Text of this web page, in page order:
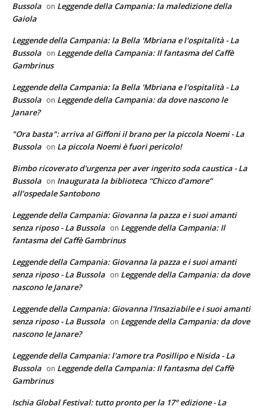
Bussola on Leggende della Campania: la maledizione della
Gaiola
Leggende della Campania: la Bella 'Mbriana e l'ospitalità - La
Bussola on Leggende della Campania: Il fantasma del Caffè
Gambrinus
Leggende della Campania: la Bella 'Mbriana e l'ospitalità - La
Bussola on Leggende della Campania: da dove nascono le
Janare?
"Ora basta": arriva al Giffoni il brano per la piccola Noemi - La
Bussola on La piccola Noemi è fuori pericolo!
Bimbo ricoverato d'urgenza per aver ingerito soda caustica - La
Bussola on Inaugurata la biblioteca “Chicco d’amore”
all’ospedale Santobono
Leggende della Campania: Giovanna la pazza e i suoi amanti
senza riposo - La Bussola on Leggende della Campania: Il
fantasma del Caffè Gambrinus
Leggende della Campania: Giovanna la pazza e i suoi amanti
senza riposo - La Bussola on Leggende della Campania: da dove
nascono le Janare?
Leggende della Campania: Giovanna l'Insaziabile e i suoi amanti
senza riposo - La Bussola on Leggende della Campania: da dove
nascono le Janare?
Leggende della Campania: l'amore tra Posillipo e Nisida - La
Bussola on Leggende della Campania: Il fantasma del Caffè
Gambrinus
Ischia Global Festival: tutto pronto per la 17° edizione - La